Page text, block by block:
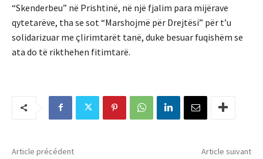
“Skenderbeu” në Prishtinë, në një fjalim para mijërave
qytetarëve, tha se sot “Marshojmë për Drejtësi” për t’u
solidarizuar me çlirimtarët tanë, duke besuar fuqishëm se
ata do të rikthehen fitimtarë.
Article précédent Article suivant